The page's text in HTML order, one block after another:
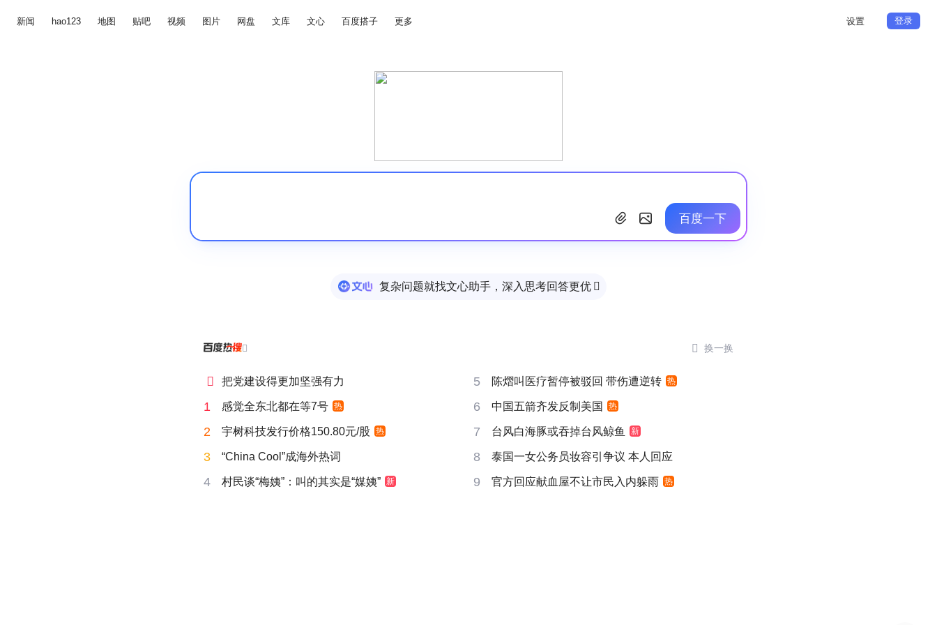
新闻 hao123 地图 贴吧 视频 图片 网盘 文库 文心 百度搭子 更多 设置 登录
百度一下
复杂问题就找文心助手，深入思考回答更优 
  换一换
 把党建设得更加坚强有力 5 陈熠叫医疗暂停被驳回 带伤遭逆转 热
1 感觉全东北都在等7号 热 6 中国五箭齐发反制美国 热
2 宇树科技发行价格150.80元/股 热 7 台风白海豚或吞掉台风鲸鱼 新
3 “China Cool”成海外热词 8 泰国一女公务员妆容引争议 本人回应
4 村民谈“梅姨”：叫的其实是“媒姨” 新 9 官方回应献血屋不让市民入内躲雨 热